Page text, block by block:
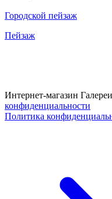
Городской пейзаж
Пейзаж
Интернет-магазин
конфиденциальности
Политика